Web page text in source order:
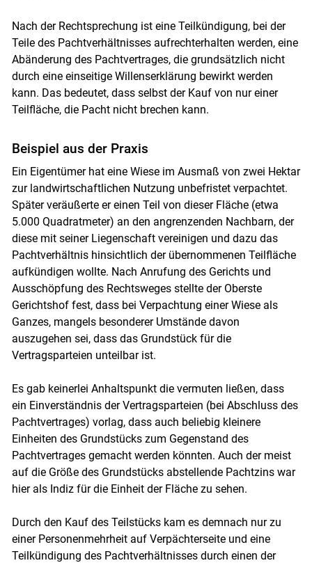
Nach der Rechtsprechung ist eine Teilkündigung, bei der
Teile des Pachtverhältnisses aufrechterhalten werden, eine
Abänderung des Pachtvertrages, die grundsätzlich nicht
durch eine einseitige Willenserklärung bewirkt werden
kann. Das bedeutet, dass selbst der Kauf von nur einer
Teilfläche, die Pacht nicht brechen kann.
Beispiel aus der Praxis
Ein Eigentümer hat eine Wiese im Ausmaß von zwei Hektar
zur landwirtschaftlichen Nutzung unbefristet verpachtet.
Später veräußerte er einen Teil von dieser Fläche (etwa
5.000 Quadratmeter) an den angrenzenden Nachbarn, der
diese mit seiner Liegenschaft vereinigen und dazu das
Pachtverhältnis hinsichtlich der übernommenen Teilfläche
aufkündigen wollte. Nach Anrufung des Gerichts und
Ausschöpfung des Rechtsweges stellte der Oberste
Gerichtshof fest, dass bei Verpachtung einer Wiese als
Ganzes, mangels besonderer Umstände davon
auszugehen sei, dass das Grundstück für die
Vertragsparteien unteilbar ist.
Es gab keinerlei Anhaltspunkt die vermuten ließen, dass
ein Einverständnis der Vertragsparteien (bei Abschluss des
Pachtvertrages) vorlag, dass auch beliebig kleinere
Einheiten des Grundstücks zum Gegenstand des
Pachtvertrages gemacht werden könnten. Auch der meist
auf die Größe des Grundstücks abstellende Pachtzins war
hier als Indiz für die Einheit der Fläche zu sehen.
Durch den Kauf des Teilstücks kam es demnach nur zu
einer Personenmehrheit auf Verpächterseite und eine
Teilkündigung des Pachtverhältnisses durch einen der